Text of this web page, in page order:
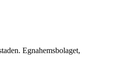
Egnahemsbolaget,